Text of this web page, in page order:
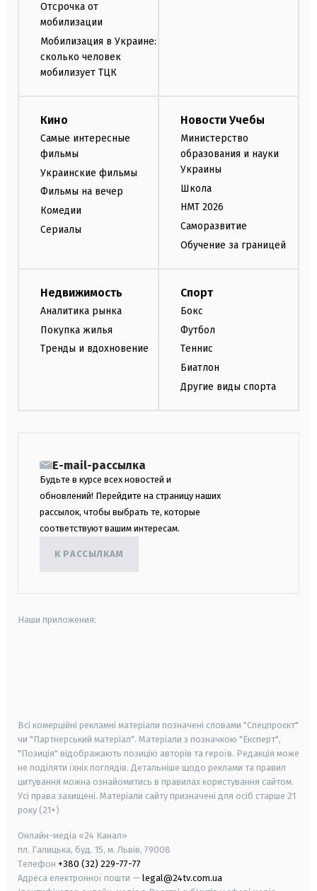
Отсрочка от
мобилизации
Мобилизация в Украине:
сколько человек
мобилизует ТЦК
Кино
Самые интересные
фильмы
Украинские фильмы
Фильмы на вечер
Комедии
Сериалы
Новости Учебы
Министерство
образования и науки
Украины
Школа
НМТ 2026
Саморазвитие
Обучение за границей
Недвижимость
Аналитика рынка
Покупка жилья
Тренды и вдохновение
Спорт
Бокс
Футбол
Теннис
Биатлон
Другие виды спорта
E-mail-рассылка
Будьте в курсе всех новостей и
обновлений! Перейдите на страницу наших
рассылок, чтобы выбрать те, которые
соответствуют вашим интересам.
К РАССЫЛКАМ
Наши приложения:
Всі комерційні рекламні матеріали позначені словами "Спецпроєкт"
чи "Партнерський матеріал". Матеріали з позначкою "Експерт",
"Позиція" відображають позицію авторів та героїв. Редакція може
не поділяти їхніх поглядів. Детальніше щодо реклами та правил
цитування можна ознайомитись в правилах користування сайтом.
Усі права захищені. Матеріали сайту призначені для осіб старше 21
року (21+)
Онлайн-медіа «24 Канал»
пл. Галицька, буд. 15, м. Львів, 79008
Телефон +380 (32) 229-77-77
Адреса електронної пошти — legal@24tv.com.ua